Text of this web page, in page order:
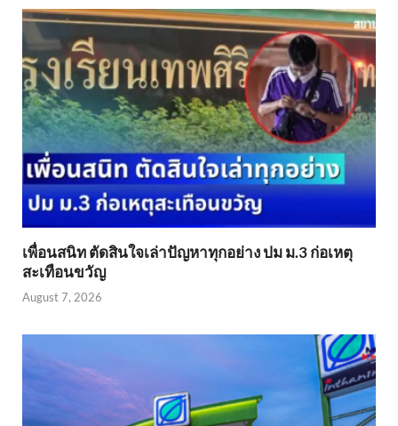
เพื่อนสนิท ตัดสินใจเล่าปัญหาทุกอย่าง ปม ม.3 ก่อเหตุ
สะเทือนขวัญ
August 7, 2026